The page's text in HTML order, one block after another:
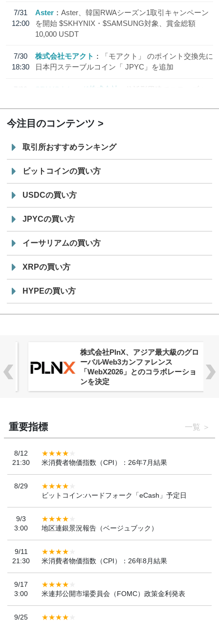
7/31
12:00
Aster
Aster、韓国RWAシーズン1取引キャンペーン
を開始 $SKHYNIX・$SAMSUNG対象、賞金総額
10,000 USDT
7/30
18:30
株式会社モアクト
「モアクト」 のポイント交換先に
日本円ステーブルコイン「 JPYC」を追加
7/29
SBI VCトレード株式会社
信託型円建てステーブル
今注目のコンテンツ
取引所おすすめランキング
ビットコインの買い方
USDCの買い方
JPYCの買い方
イーサリアムの買い方
XRPの買い方
HYPEの買い方
株式会社PlnX、アジア最大級のグロ
ーバルWeb3カンファレンス
「WebX2026」とのコラボレーショ
ンを決定
重要指標 一覧
8/12
21:30
米消費者物価指数（CPI）：26年7月結果
8/29
ビットコイン:ハードフォーク「eCash」予定日
9/3
3:00
地区連銀景況報告（ベージュブック）
9/11
21:30
米消費者物価指数（CPI）：26年8月結果
9/17
3:00
米連邦公開市場委員会（FOMC）政策金利発表
9/25